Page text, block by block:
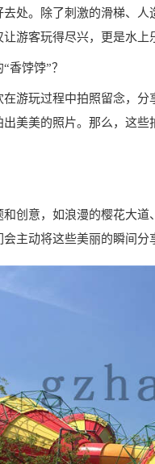
处。除了刺激的滑梯、
游客玩得尽兴，更是水上
香饽饽”？
游玩过程中拍照留念，
美美的照片。那么，这些
创意，如浪漫的樱花大
主动将这些美丽的瞬间分